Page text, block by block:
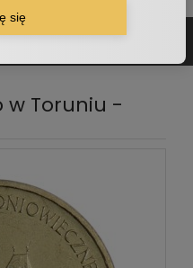
w Toruniu -